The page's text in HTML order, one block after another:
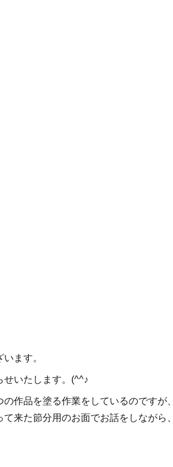
ます。
せいたします。(^^♪
作品を塗る作業をしているのですが、
来た節分用のお面でお話をしながら、